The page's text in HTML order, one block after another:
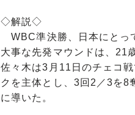
◇解説◇
WBC準決勝、日本にとっ
大事な先発マウンドは、21
佐々木は3月11日のチェコ
クを主体とし、3回2／3を8
に導いた。